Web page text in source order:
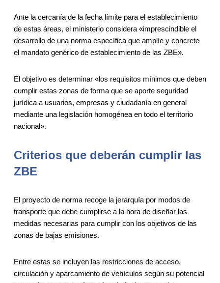
Ante la cercanía de la fecha límite para el establecimiento
de estas áreas, el ministerio considera «imprescindible el
desarrollo de una norma específica que amplíe y concrete
el mandato genérico de establecimiento de las ZBE».
El objetivo es determinar «los requisitos mínimos que deben
cumplir estas zonas de forma que se aporte seguridad
jurídica a usuarios, empresas y ciudadanía en general
mediante una legislación homogénea en todo el territorio
nacional».
Criterios que deberán cumplir las
ZBE
El proyecto de norma recoge la jerarquía por modos de
transporte que debe cumplirse a la hora de diseñar las
medidas necesarias para cumplir con los objetivos de las
zonas de bajas emisiones.
Entre estas se incluyen las restricciones de acceso,
circulación y aparcamiento de vehículos según su potencial